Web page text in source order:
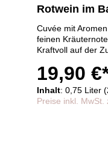
Rotwein im
Cuvée mit
feinen
Kraftvoll auf der
24 Monate im
19,90
Inhalt: 0,75 Liter
Preise inkl. MwSt.